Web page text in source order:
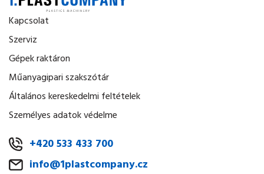
Kapcsolat
Szerviz
Gépek raktáron
Műanyagipari szakszótár
Általános kereskedelmi feltételek
Személyes adatok védelme
+420 533 433 700
info@1plastcompany.cz